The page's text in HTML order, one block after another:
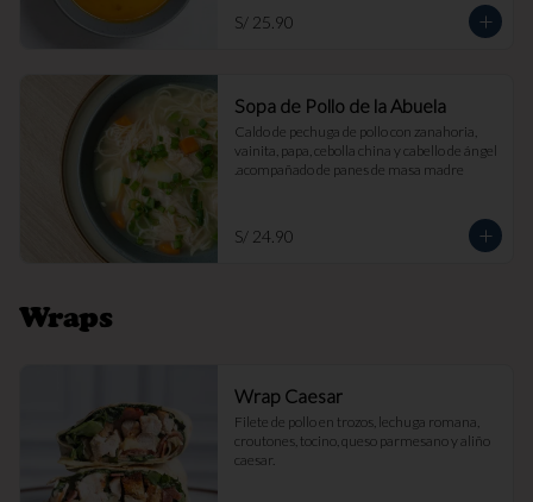
S/ 25.90
Sopa de Pollo de la Abuela
Caldo de pechuga de pollo con zanahoria,
vainita, papa, cebolla china y cabello de ángel
.acompañado de panes de masa madre
S/ 24.90
Wraps
Wrap Caesar
Filete de pollo en trozos, lechuga romana,
croutones, tocino, queso parmesano y aliño
caesar.